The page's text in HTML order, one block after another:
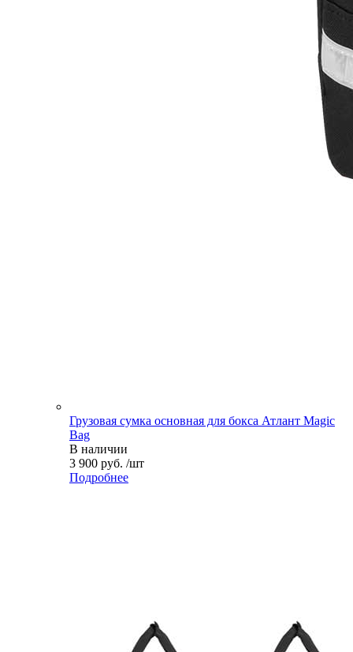
Грузовая сумка основная для бокса Атлант Magic
Bag
В наличии
3 900 руб. /шт
Подробнее